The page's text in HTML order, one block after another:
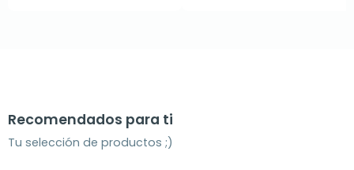
Recomendados para ti
Tu selección de productos ;)